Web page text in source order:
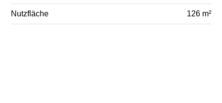
Nutzfläche 126 m²